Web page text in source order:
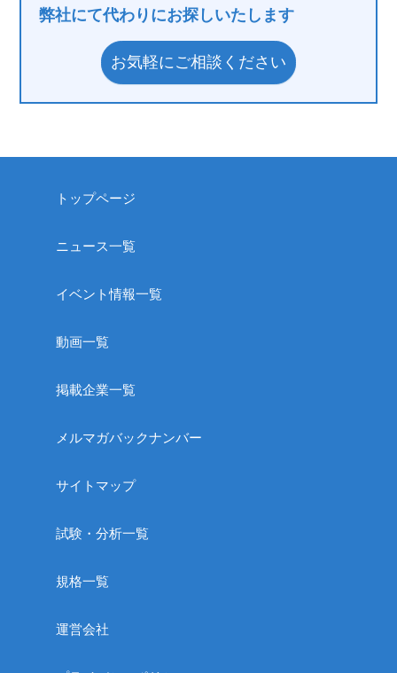
弊社にて代わりにお探しいたします
お気軽にご相談ください
トップページ
ニュース一覧
イベント情報一覧
動画一覧
掲載企業一覧
メルマガバックナンバー
サイトマップ
試験・分析一覧
規格一覧
運営会社